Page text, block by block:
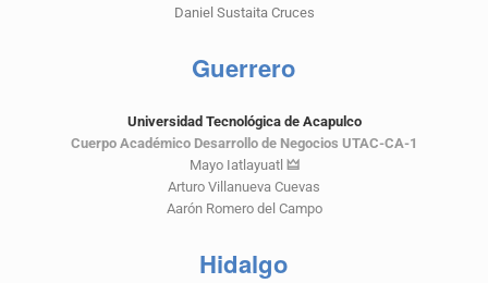
Daniel Sustaita Cruces
Guerrero
Universidad Tecnológica de Acapulco
Cuerpo Académico Desarrollo de Negocios UTAC-CA-1
Mayo Iatlayuatl 🜲
Arturo Villanueva Cuevas
Aarón Romero del Campo
Hidalgo